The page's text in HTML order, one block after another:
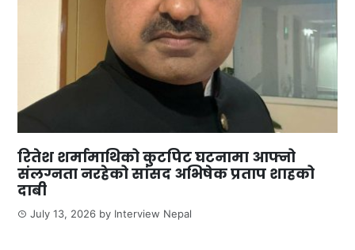
रितेश शर्मामाथिको कुटपिट घटनामा आफ्नो
संलग्नता नरहेको सांसद अभिषेक प्रताप शाहको
दाबी
July 13, 2026 by Interview Nepal